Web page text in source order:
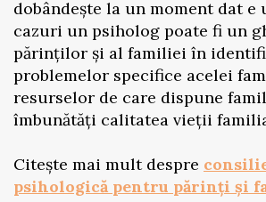
dobândește la un moment dat e
cazuri un psiholog poate fi un
părinților și al familiei în
problemelor specifice acelei
resurselor de care dispune
îmbunătăți calitatea vieții
Citește mai mult despre
psihologică pentru părinți și